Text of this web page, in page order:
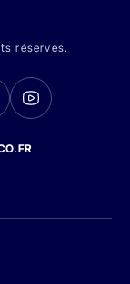
réservés.